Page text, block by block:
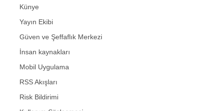
Künye
Yayın Ekibi
Güven ve Şeffaflık Merkezi
İnsan kaynakları
Mobil Uygulama
RSS Akışları
Risk Bildirimi